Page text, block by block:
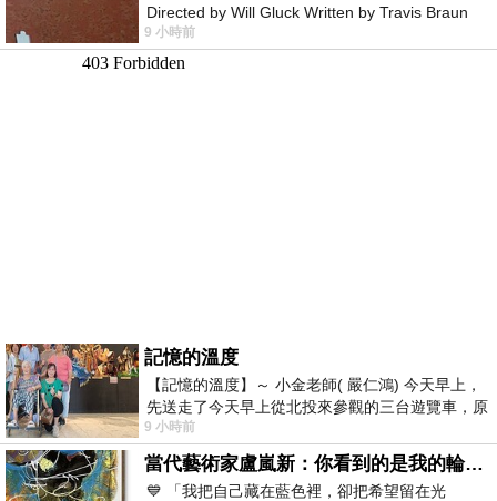
Directed by Will Gluck Written by Travis Braun
Starring Monica Barbaro
9 小時前
記憶的溫度
【記憶的溫度】～ 小金老師( 嚴仁鴻) 今天早上，
先送走了今天早上從北投來參觀的三台遊覽車，原
以為展場已經差不多要安靜下來，卻發
9 小時前
當代藝術家盧嵐新：你看到的是我的輪廓，還是你的故事？——藏在藍色裡的希望與光
💙 「我把自己藏在藍色裡，卻把希望留在光